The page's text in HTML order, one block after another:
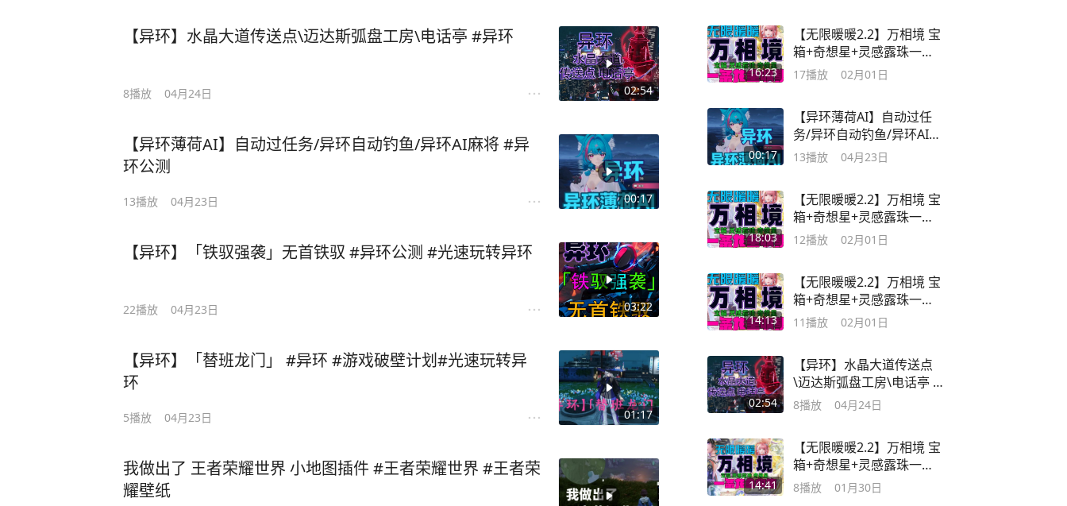
02:54
【异环】水晶大道传送点\迈达斯弧盘工房\电话亭 #异环
8播放 04月24日
00:17
【异环薄荷AI】自动过任务/异环自动钓鱼/异环AI麻将 #异
环公测
13播放 04月23日
03:22
【异环】「铁驭强袭」无首铁驭 #异环公测 #光速玩转异环
22播放 04月23日
01:17
【异环】「替班龙门」 #异环 #游戏破壁计划#光速玩转异
环
5播放 04月23日
我做出了 王者荣耀世界 小地图插件 #王者荣耀世界 #王者荣
耀壁纸
16:23
【无限暖暖2.2】万相境 宝
箱+奇想星+灵感露珠一条
龙全收集
17播放 02月01日
00:17
【异环薄荷AI】自动过任
务/异环自动钓鱼/异环AI麻
将 #异环公测
13播放 04月23日
18:03
【无限暖暖2.2】万相境 宝
箱+奇想星+灵感露珠一条
龙全收集
12播放 02月01日
14:13
【无限暖暖2.2】万相境 宝
箱+奇想星+灵感露珠一条
龙全收集
11播放 02月01日
02:54
【异环】水晶大道传送点
\迈达斯弧盘工房\电话亭 #
异环
8播放 04月24日
14:41
【无限暖暖2.2】万相境 宝
箱+奇想星+灵感露珠一条
龙全收集
8播放 01月30日